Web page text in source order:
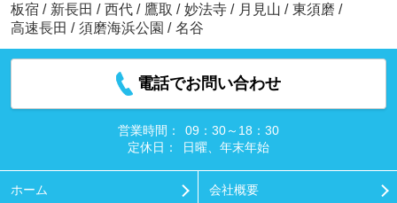
板宿 / 新長田 / 西代 / 鷹取 / 妙法寺 / 月見山 / 東須磨 /
高速長田 / 須磨海浜公園 / 名谷
電話でお問い合わせ
営業時間：
09：30～18：30
定休日：
日曜、年末年始
ホーム 会社概要